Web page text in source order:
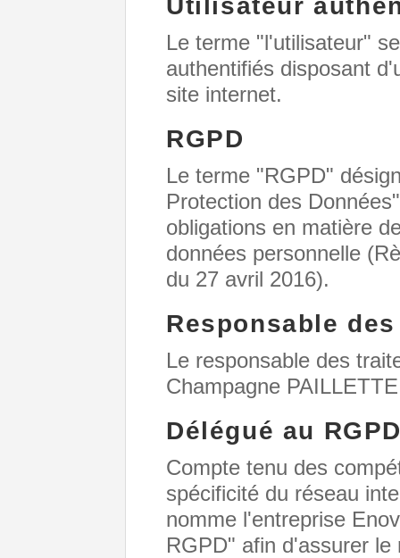
Utilisateur
Le terme "l'utilisateur"
authentifiés disposant
site internet.
RGPD
Le terme "RGPD"
Protection des
obligations en matière
données personnelle
du 27 avril 2016).
Responsable
Le responsable des
Champagne PAILLETTE
Délégué au
Compte tenu des
spécificité du réseau
nomme l'entreprise
RGPD" afin d'assurer